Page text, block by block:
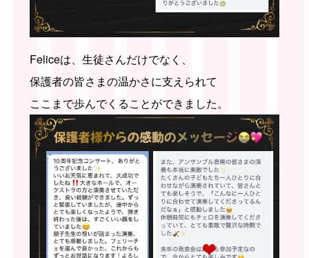
Feliceは、生徒さんだけでなく、
保護者の皆さまの温かさに支えられて
ここまで歩んでくることができました。